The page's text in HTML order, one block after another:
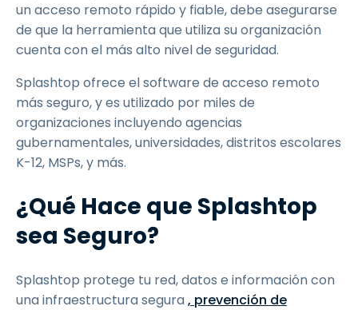
un acceso remoto rápido y fiable, debe asegurarse
de que la herramienta que utiliza su organización
cuenta con el más alto nivel de seguridad.
Splashtop ofrece el software de acceso remoto
más seguro, y es utilizado por miles de
organizaciones incluyendo agencias
gubernamentales, universidades, distritos escolares
K-12, MSPs, y más.
¿Qué Hace que Splashtop
sea Seguro?
Splashtop protege tu red, datos e información con
una infraestructura segura, prevención de